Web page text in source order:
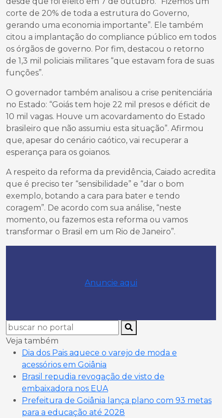
corte de 20% de toda a estrutura do Governo,
gerando uma economia importante”. Ele também
citou a implantação do compliance público em todos
os órgãos de governo. Por fim, destacou o retorno
de 1,3 mil policiais militares “que estavam fora de suas
funções”.
O governador também analisou a crise penitenciária
no Estado: “Goiás tem hoje 22 mil presos e déficit de
10 mil vagas. Houve um acovardamento do Estado
brasileiro que não assumiu esta situação”. Afirmou
que, apesar do cenário caótico, vai recuperar a
esperança para os goianos.
A respeito da reforma da previdência, Caiado acredita
que é preciso ter “sensibilidade” e “dar o bom
exemplo, botando a cara para bater e tendo
coragem”. De acordo com sua análise, “neste
momento, ou fazemos esta reforma ou vamos
transformar o Brasil em um Rio de Janeiro”.
Anuncie aqui
Veja também
Dia dos Pais aquece o varejo de moda e
acessórios em Goiânia
Brasil repudia revogação de visto de
embaixadora nos EUA
Prefeitura de Goiânia lança plano com 93 metas
para a educação até 2028